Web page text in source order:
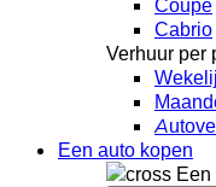
Coupe
Cabrio
Verhuur per
Een auto kopen
Een